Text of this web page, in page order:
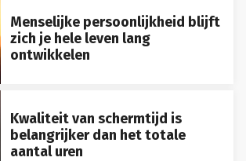
Menselijke persoonlijkheid blijft
zich je hele leven lang
ontwikkelen
Kwaliteit van schermtijd is
belangrijker dan het totale
aantal uren